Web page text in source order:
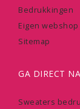
Bedrukkingen
Eigen
Sitemap
GA DIRECT
Sweaters